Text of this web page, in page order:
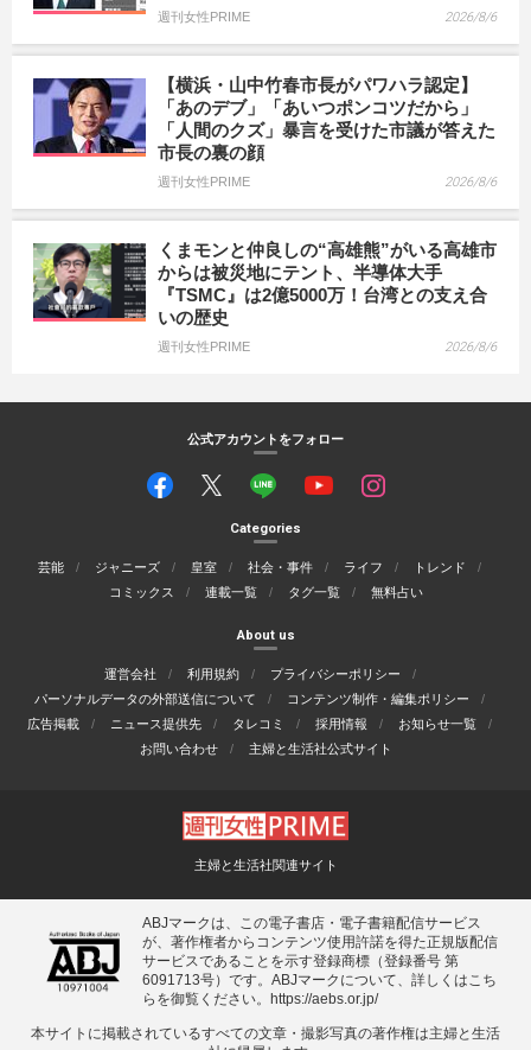
週刊女性PRIME 2026/8/6
【横浜・山中竹春市長がパワハラ認定】
「あのデブ」「あいつポンコツだから」
「人間のクズ」暴言を受けた市議が答えた
市長の裏の顔
週刊女性PRIME 2026/8/6
くまモンと仲良しの“高雄熊”がいる高雄市
からは被災地にテント、半導体大手
『TSMC』は2億5000万！台湾との支え合
いの歴史
週刊女性PRIME 2026/8/6
公式アカウントをフォロー
Categories
芸能 ジャニーズ 皇室 社会・事件 ライフ
トレンド
コミックス
連載一覧 タグ一覧 無料占い
About us
運営会社 利用規約
プライバシーポリシー
パーソナルデータの外部送信について
コンテンツ制作・編集ポリシー
広告掲載
ニュース提供先 タレコミ 採用情報
お知らせ一覧
お問い合わせ
主婦と生活社公式サイト
主婦と生活社関連サイト
ABJマークは、この電子書店・電子書籍配信サービス
が、著作権者からコンテンツ使用許諾を得た正規版配信
サービスであることを示す登録商標（登録番号 第
6091713号）です。ABJマークについて、詳しくはこち
らを御覧ください。
https://aebs.or.jp/
本サイトに掲載されているすべての⽂章・撮影写真の著作権は主婦と⽣活